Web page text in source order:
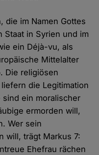
die im Namen Gottes
Staat in Syrien und im
ein Déjà-vu, als
Mittelalter
Die religiösen
die Legitimation
ein moralischer
ermorden will,
Wer sein
will, trägt Markus 7:
Ehefrau rächen